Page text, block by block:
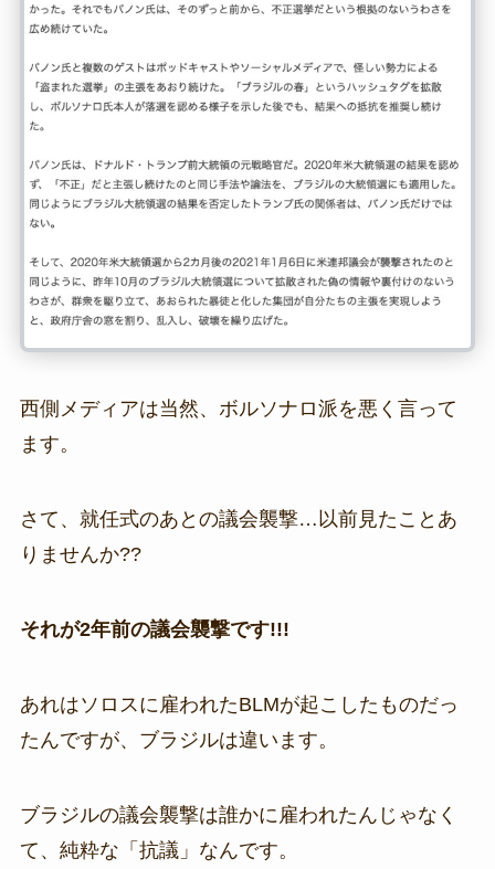
西側メディアは当然、ボルソナロ派を悪く言って
ます。
さて、就任式のあとの議会襲撃…以前見たことあ
りませんか??
それが2年前の議会襲撃です!!!
あれはソロスに雇われたBLMが起こしたものだっ
たんですが、ブラジルは違います。
ブラジルの議会襲撃は誰かに雇われたんじゃなく
て、純粋な「抗議」なんです。